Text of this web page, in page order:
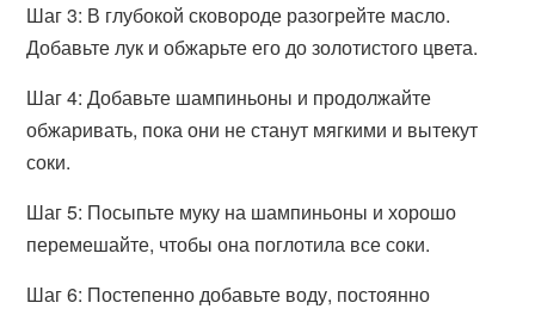
Шаг 3: В глубокой сковороде разогрейте масло.
Добавьте лук и обжарьте его до золотистого цвета.
Шаг 4: Добавьте шампиньоны и продолжайте
обжаривать, пока они не станут мягкими и вытекут
соки.
Шаг 5: Посыпьте муку на шампиньоны и хорошо
перемешайте, чтобы она поглотила все соки.
Шаг 6: Постепенно добавьте воду, постоянно